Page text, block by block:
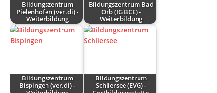
Bildungszentrum
Pielenhofen (ver.di) -
Weiterbildung
Bildungszentrum Bad
Orb (IG BCE) -
Weiterbildung
Bildungszentrum
Bispingen (ver.di) -
Bildungszentrum
Schliersee (EVG) -